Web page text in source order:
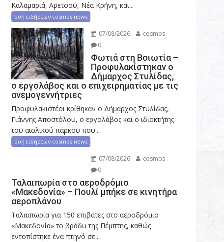
Καλαμαριά, Αρετσού, Νέα Κρήνη, και...
ροή ειδήσεων cosmos news
07/08/2026
cosmos
0
Φωτιά στη Βοιωτία –
Προφυλακίστηκαν ο
Δήμαρχος Στυλίδας,
ο εργολάβος και ο επιχειρηματίας με τις
ανεμογεννήτριες
Προφυλακιστέοι κρίθηκαν ο Δήμαρχος Στυλίδας,
Γιάννης Αποστόλου, ο εργολάβος και ο ιδιοκτήτης
του αιολικού πάρκου που...
ροή ειδήσεων cosmos news
07/08/2026
cosmos
0
Ταλαιπωρία στο αεροδρόμιο
«Μακεδονία» – Πουλί μπήκε σε κινητήρα
αεροπλάνου
Ταλαιπωρία για 150 επιβάτες στο αεροδρόμιο
«Μακεδονία» το βράδυ της Πέμπτης, καθώς
εντοπίστηκε ένα πτηνό σε...